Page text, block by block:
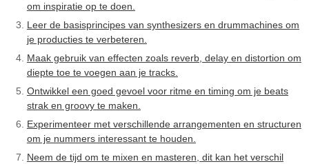
om inspiratie op te doen.
Leer de basisprincipes van synthesizers en drummachines om
je producties te verbeteren.
Maak gebruik van effecten zoals reverb, delay en distortion om
diepte toe te voegen aan je tracks.
Ontwikkel een goed gevoel voor ritme en timing om je beats
strak en groovy te maken.
Experimenteer met verschillende arrangementen en structuren
om je nummers interessant te houden.
Neem de tijd om te mixen en masteren, dit kan het verschil